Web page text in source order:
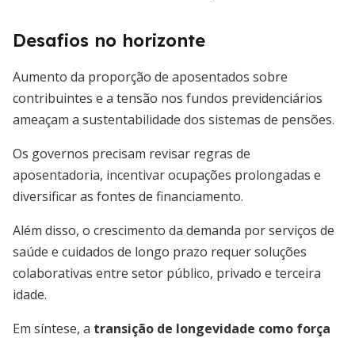
Desafios no horizonte
Aumento da proporção de aposentados sobre
contribuintes e a tensão nos fundos previdenciários
ameaçam a sustentabilidade dos sistemas de pensões.
Os governos precisam revisar regras de
aposentadoria, incentivar ocupações prolongadas e
diversificar as fontes de financiamento.
Além disso, o crescimento da demanda por serviços de
saúde e cuidados de longo prazo requer soluções
colaborativas entre setor público, privado e terceira
idade.
Em síntese, a transição de longevidade como força